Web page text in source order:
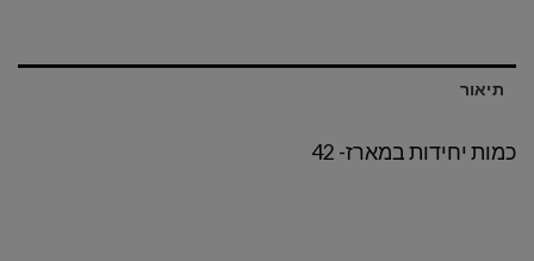
תיאור
כמות יחידות במארז- 42